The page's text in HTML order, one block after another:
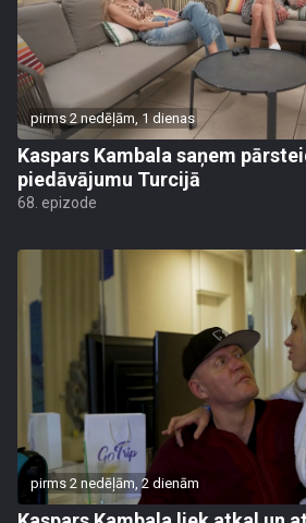
pirms 2 nedēļām, 1 dienas
Kaspars Kambala saņem
piedāvājumu Turcijā
68. epizode
pirms 2 nedēļām, 2 dienām